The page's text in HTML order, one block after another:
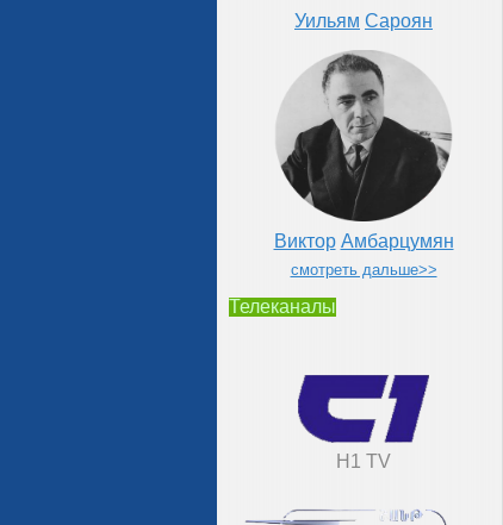
Уильям Сароян
Виктор Амбарцумян
смотреть дальше>>
Телеканалы
H1 TV